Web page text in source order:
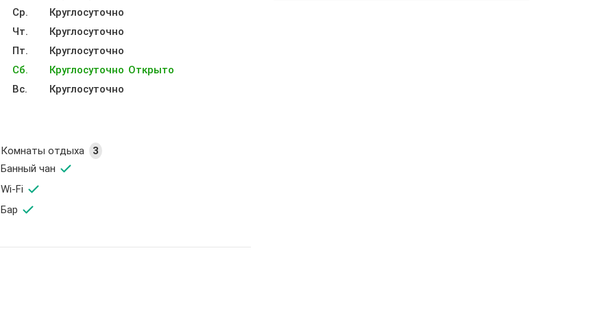
Ср.
Круглосуточно
Чт.
Круглосуточно
Пт.
Круглосуточно
Сб.
Круглосуточно Открыто
Вс.
Круглосуточно
Комнаты отдыха
3
Банный чан
Wi-Fi
Бар